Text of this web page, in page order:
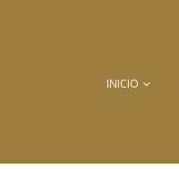
INICIO